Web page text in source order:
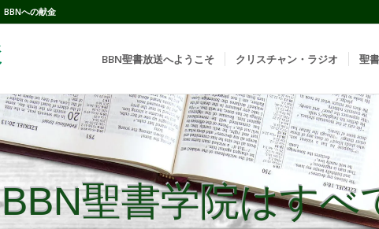
BBNへの献金
BBN聖書放送へようこそ クリスチャン・ラジオ 聖
BBN聖書学院はすべ
BBN聖書学院はすべ